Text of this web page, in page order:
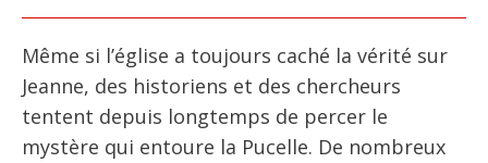
Même si l’église a toujours caché la vérité sur
Jeanne, des historiens et des chercheurs
tentent depuis longtemps de percer le
mystère qui entoure la Pucelle. De nombreux